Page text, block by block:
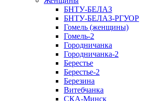
БНТУ-БЕЛАЗ
БНТУ-БЕЛАЗ-РГУОР
Гомель (женщины)
Гомель-2
Городничанка
Городничанка-2
Берестье
Берестье-2
Березина
Витебчанка
СКА-Минск